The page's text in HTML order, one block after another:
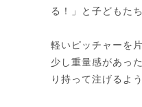
る！」と子どもた
軽いピッチャーを
少し重量感があっ
り持って注げるよ